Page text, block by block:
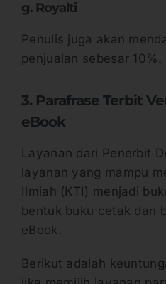
g. Royalti
Penulis juga akan
penjualan sebesar 10%.
3. Parafrase Terbit
eBook
Layanan dari Penerbit
layanan yang mampu
Ilmiah (KTI) menjadi
bentuk buku cetak dan
eBook.
Berikut adalah